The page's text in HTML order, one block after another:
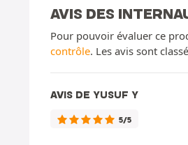
AVIS DES
Pour pouvoir évaluer ce
contrôle. Les avis sont
AVIS DE YUSUF Y
5/5